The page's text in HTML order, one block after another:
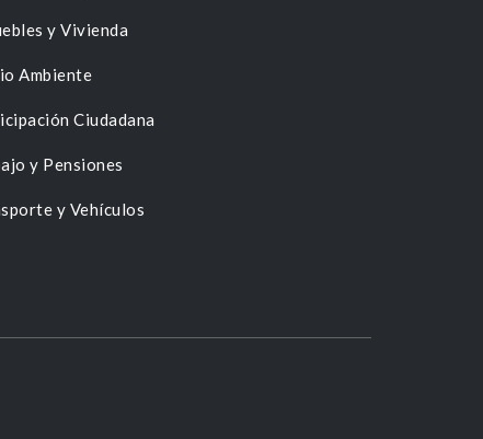
y Vivienda
Ambiente
Ciudadana
y Pensiones
y Vehículos